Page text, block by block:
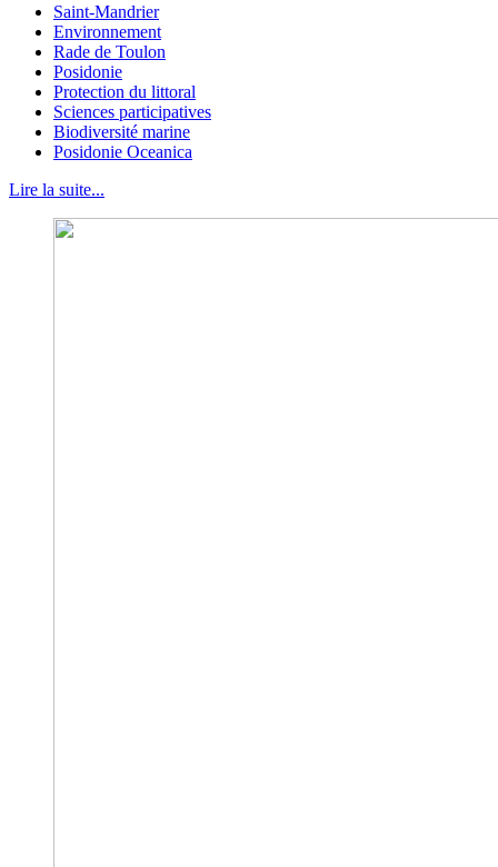
Saint-Mandrier
Environnement
Rade de Toulon
Posidonie
Protection du littoral
Sciences participatives
Biodiversité marine
Posidonie Oceanica
Lire la suite...